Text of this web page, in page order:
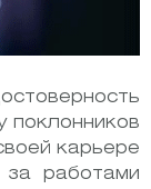
поклонников
карьере
за работами